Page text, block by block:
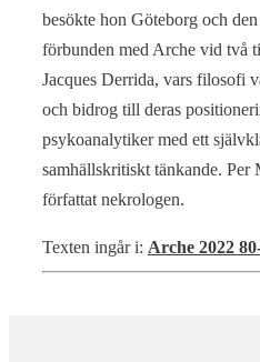
besökte hon Göteborg och
förbunden med Arche vid två
Jacques Derrida, vars filosofi
och bidrog till deras
psykoanalytiker med ett
samhällskritiskt tänkande. Per
författat nekrologen.
Texten ingår i: Arche 2022